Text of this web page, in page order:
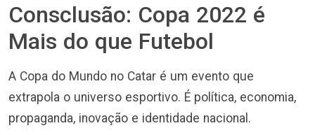
Consclusão: Copa 2022 é
Mais do que Futebol
A Copa do Mundo no Catar é um evento que
extrapola o universo esportivo. É política, economia,
propaganda, inovação e identidade nacional.